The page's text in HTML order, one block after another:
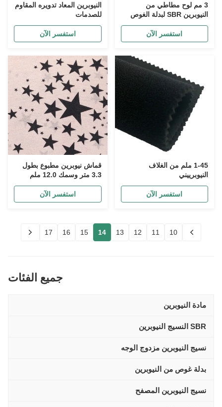
3 مم لوح مطاطي من
النيوبرين SBR لبدلة الغوص
استفسر الآن
النيوبرين المعاد تدويره المقاوم
للصدمات
استفسر الآن
1-45 ملم من الغلاف
النيوبرييني
استفسر الآن
قماش نيوبرين مطبوع بطول
3.3 متر وسمك 12.0 ملم
بنقوش للأقواس والملابس
استفسر الآن
10
11
12
13
14
15
16
17
جميع الفئات
مادة النيوبرين
SBR النسيج النيوبرين
نسيج النيوبرين مزدوج الوجه
بدلة غوص من النيوبرين
نسيج النيوبرين المصفح